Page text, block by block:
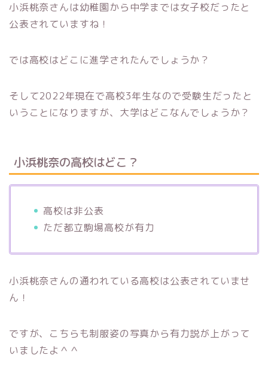
小浜桃奈さんは幼稚園から中学までは女子校だったと
公表されていますね！
では高校はどこに進学されたんでしょうか？
そして2022年現在で高校3年生なので受験生だったと
いうことになりますが、大学はどこなんでしょうか？
小浜桃奈の高校はどこ？
高校は非公表
ただ都立駒場高校が有力
小浜桃奈さんの通われている高校は公表されていませ
ん！
ですが、こちらも制服姿の写真から有力説が上がって
いましたよ＾＾